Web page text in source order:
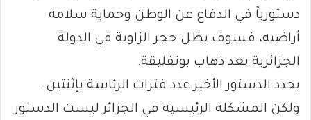
دستورياً في الدفاع عن الوطن وحماية سلامة
أراضيه، فسوف يظل حجر الزاوية في الدولة
الجزائرية بعد ذهاب بوتفليقة.
يحدد الدستور الأخير عدد فترات الرئاسة بإثنتين.
ولكن المشكلة الرئيسية في الجزائر ليست الدستور